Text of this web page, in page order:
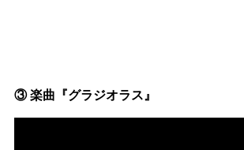
③ 楽曲『グラジオラス』